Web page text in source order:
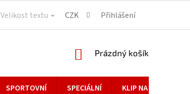
Velikost textu CZK Přihlášení
NÁKUPNÍ
Prázdný košík
SPORTOVNÍ SPECIÁLNÍ KLIP NA BRÝLE